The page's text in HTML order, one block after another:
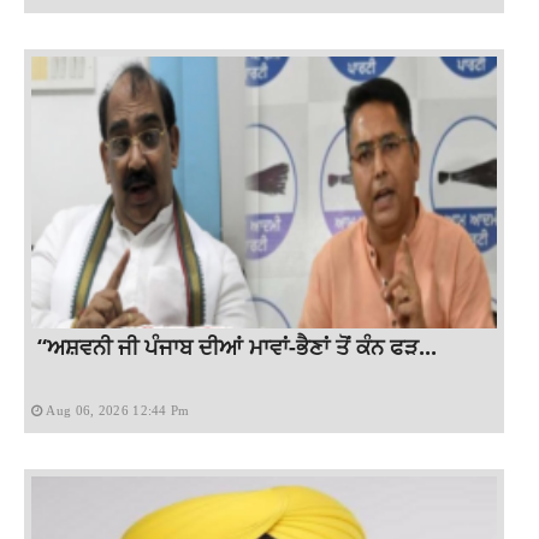
“ਅਸ਼ਵਨੀ ਜੀ ਪੰਜਾਬ ਦੀਆਂ ਮਾਵਾਂ-ਭੈਣਾਂ ਤੋਂ ਕੰਨ ਫੜ...
Aug 06, 2026 12:44 Pm